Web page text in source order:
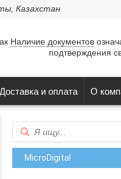
Казахстан
Наличие документов
подтверждения
Доставка и оплата О
MicroDigital